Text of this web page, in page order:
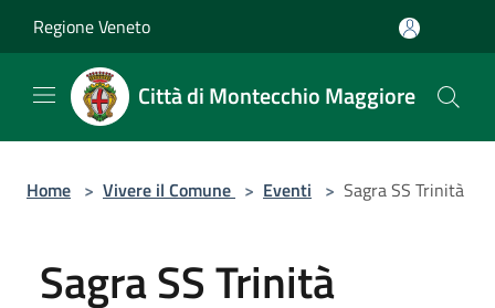
Regione Veneto
Città di Montecchio Maggiore
Home > Vivere il Comune > Eventi > Sagra SS Trinità
Sagra SS Trinità